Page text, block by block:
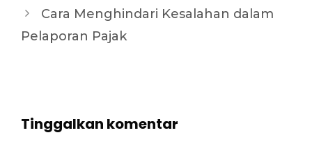
Cara Menghindari Kesalahan dalam
Pelaporan Pajak
Tinggalkan komentar